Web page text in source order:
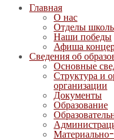
Главная
О нас
Отделы
Наши победы
Афиша
Сведения об
Основные
Структура и
организации
Документы
Образование